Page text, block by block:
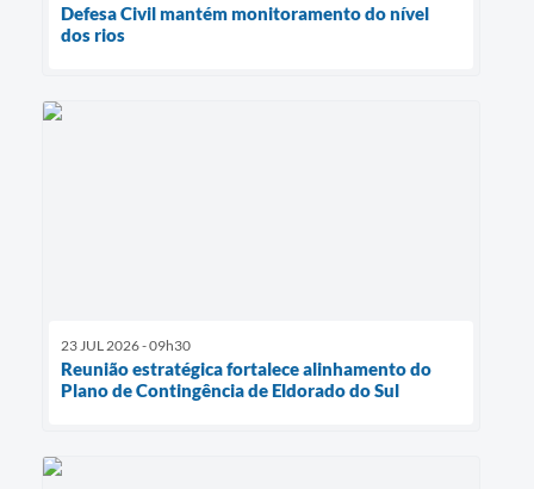
Defesa Civil mantém monitoramento do nível
dos rios
23 JUL 2026 - 09h30
Reunião estratégica fortalece alinhamento do
Plano de Contingência de Eldorado do Sul